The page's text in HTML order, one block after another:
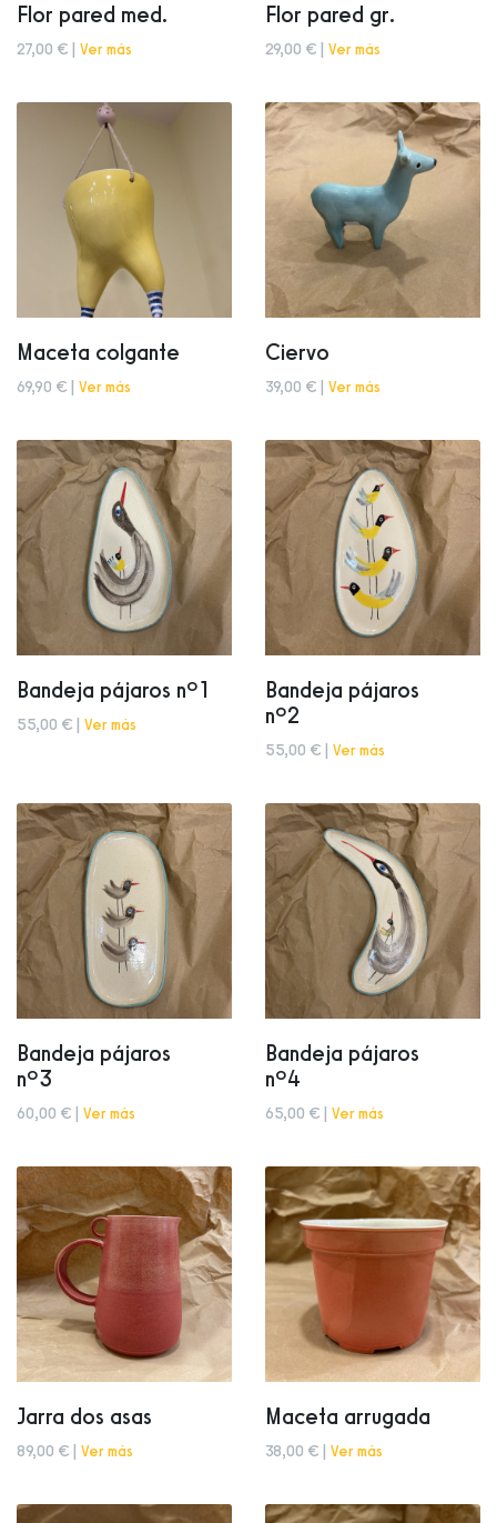
Flor pared med.
27,00 € | Ver más
Flor pared gr.
29,00 € | Ver más
Maceta colgante
69,90 € | Ver más
Ciervo
39,00 € | Ver más
Bandeja pájaros nº1
55,00 € | Ver más
Bandeja pájaros
nº2
55,00 € | Ver más
Bandeja pájaros
nº3
60,00 € | Ver más
Bandeja pájaros
nº4
65,00 € | Ver más
Jarra dos asas
89,00 € | Ver más
Maceta arrugada
38,00 € | Ver más